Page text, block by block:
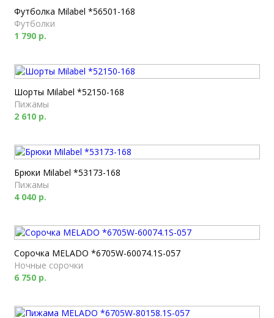
Футболка Milabel *56501-168
Футболки
1 790 р.
Шорты Milabel *52150-168
Пижамы
2 610 р.
Брюки Milabel *53173-168
Пижамы
4 040 р.
Сорочка MELADO *6705W-60074.1S-057
Ночные сорочки
6 750 р.